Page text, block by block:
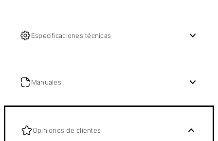
Especificaciones técnicas
Manuales
Opiniones de clientes